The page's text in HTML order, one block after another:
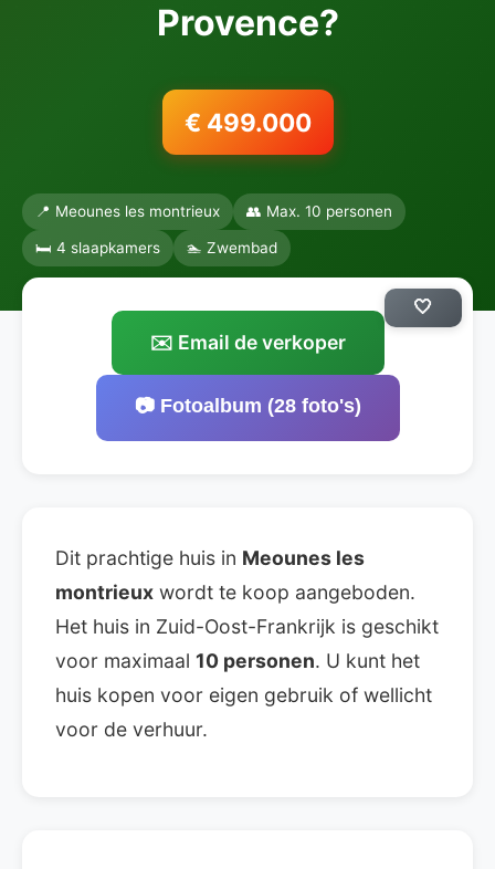
Provence?
€ 499.000
📍 Meounes les montrieux 👥 Max. 10 personen
🛏️ 4 slaapkamers 🏊 Zwembad
✉️ Email de verkoper
🤍
📷 Fotoalbum (28 foto's)
Dit prachtige huis in Meounes les
montrieux wordt te koop aangeboden.
Het huis in Zuid-Oost-Frankrijk is geschikt
voor maximaal 10 personen. U kunt het
huis kopen voor eigen gebruik of wellicht
voor de verhuur.